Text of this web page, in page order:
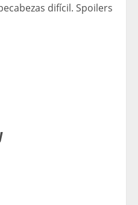
difícil. Spoilers